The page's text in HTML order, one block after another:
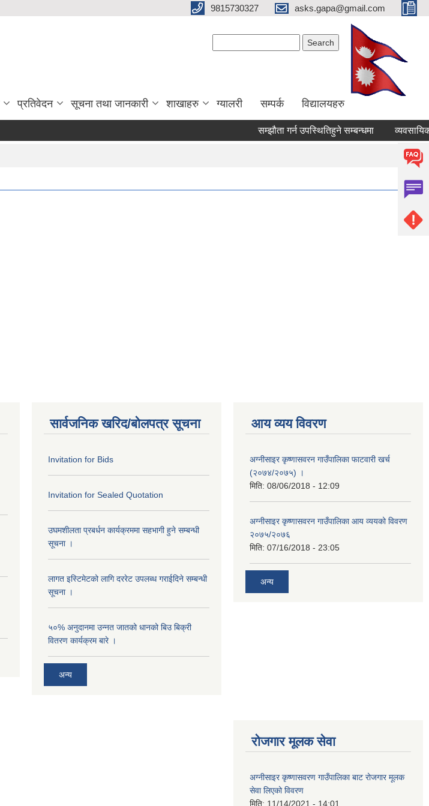
9815730327 asks.gapa@gmail.com
प्रतिवेदन सूचना तथा जानकारी शाखाहरु ग्यालरी सम्पर्क विद्यालयहरु
सम्झौता गर्न उपस्थितिहुने सम्बन्धमा व्यवसायिक
सार्वजनिक खरिद/बोलपत्र सूचना
Invitation for Bids
Invitation for Sealed Quotation
उघमशीलता प्रबर्धन कार्यक्रममा सहभागी हुने सम्बन्धी
सूचना ।
लागत इस्टिमेटको लागि दररेट उपलब्ध गराईदिने सम्बन्धी
सूचना ।
५०% अनुदानमा उन्नत जातको धानको बिउ बिक्री
वितरण कार्यक्रम बारे ।
अन्य
आय व्यय विवरण
अग्नीसाइर कृष्णासवरन गाउँपालिका फाटवारी खर्च
(२०७४/२०७५) ।
मिति: 08/06/2018 - 12:09
अग्नीसाइर कृष्णासवरन गाउँपालिका आय व्ययको विवरण
२०७५/२०७६
मिति: 07/16/2018 - 23:05
अन्य
रोजगार मूलक सेवा
अग्नीसाइर कृष्णासवरण गाउँपालिका बाट रोजगार मूलक
सेवा लिएको विवरण
मिति: 11/14/2021 - 14:01